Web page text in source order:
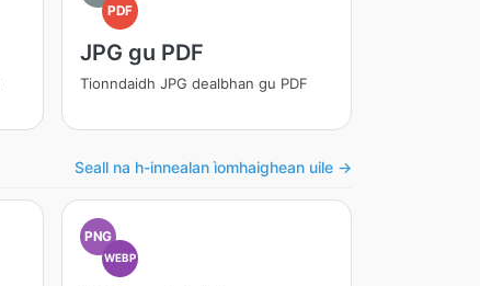
PDF
JPG gu PDF
Tionndaidh JPG dealbhan gu PDF
Seall na h-innealan ìomhaighean uile →
PNG
WEBP